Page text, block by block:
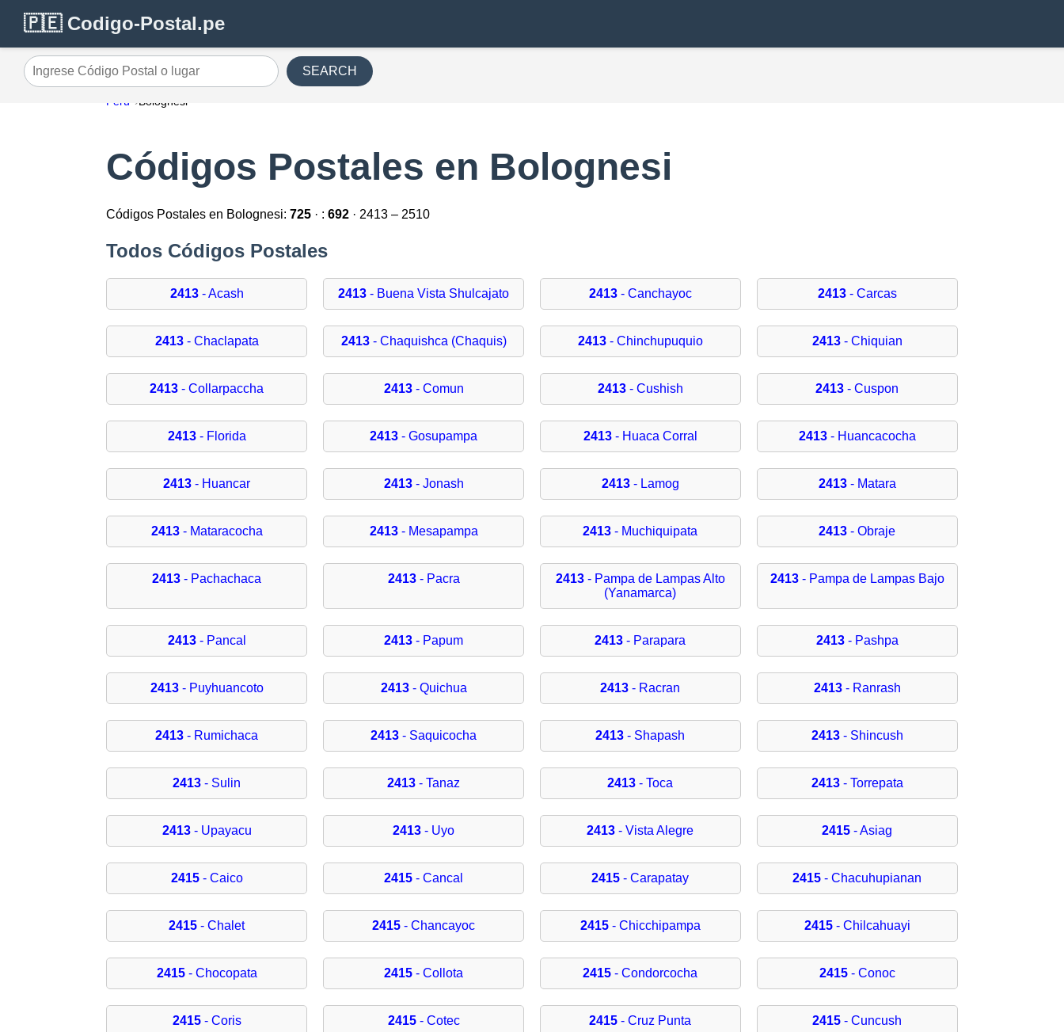
🇵🇪 Codigo-Postal.pe
Ingrese Código Postal o lugar SEARCH
Perú Bolognesi
Códigos Postales en Bolognesi
Códigos Postales en Bolognesi:725 · :692 · 2413 – 2510
Todos Códigos Postales
2413- Acash 2413 - Buena Vista Shulcajato 2413- Canchayoc 2413- Carcas
2413- Chaclapata 2413- Chaquishca (Chaquis) 2413- Chinchupuquio 2413- Chiquian
2413 - Collarpaccha 2413- Comun 2413- Cushish 2413 - Cuspon
2413- Florida 2413 - Gosupampa 2413- Huaca Corral 2413- Huancacocha
2413 - Huancar 2413- Jonash 2413- Lamog 2413- Matara
2413- Mataracocha 2413- Mesapampa 2413 - Muchiquipata 2413 - Obraje
2413 - Pachachaca 2413- Pacra 2413- Pampa de Lampas Alto
(Yanamarca)
2413- Pampa de Lampas Bajo
2413- Pancal 2413 - Papum 2413 - Parapara 2413- Pashpa
2413- Puyhuancoto 2413- Quichua 2413 - Racran 2413- Ranrash
2413 - Rumichaca 2413 - Saquicocha 2413 - Shapash 2413- Shincush
2413 - Sulin 2413 - Tanaz 2413 - Toca 2413- Torrepata
2413- Upayacu 2413 - Uyo 2413 - Vista Alegre 2415 - Asiag
2415- Caico 2415 - Cancal 2415 - Carapatay 2415 - Chacuhupianan
2415 - Chalet 2415 - Chancayoc 2415- Chicchipampa 2415- Chilcahuayi
2415- Chocopata 2415 - Collota 2415 - Condorcocha 2415- Conoc
2415- Coris 2415- Cotec 2415 - Cruz Punta 2415 - Cuncush